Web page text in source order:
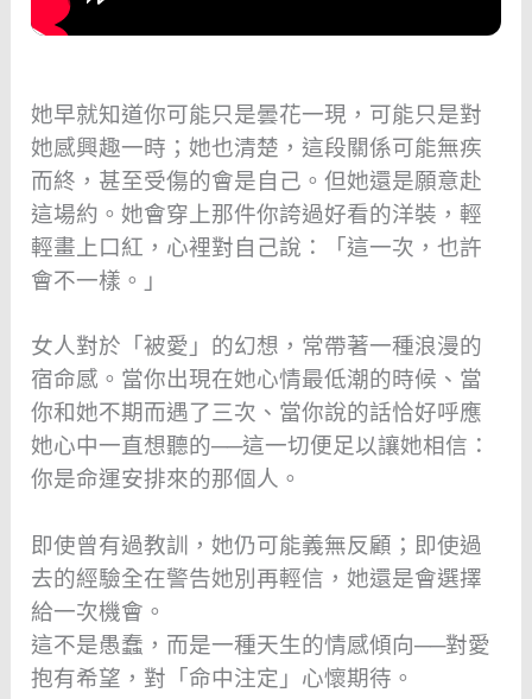
她早就知道你可能只是曇花一現，可能只是對
她感興趣一時；她也清楚，這段關係可能無疾
而終，甚至受傷的會是自己。但她還是願意赴
這場約。她會穿上那件你誇過好看的洋裝，輕
輕畫上口紅，心裡對自己說：「這一次，也許
會不一樣。」
女人對於「被愛」的幻想，常帶著一種浪漫的
宿命感。當你出現在她心情最低潮的時候、當
你和她不期而遇了三次、當你說的話恰好呼應
她心中一直想聽的──這一切便足以讓她相信：
你是命運安排來的那個人。
即使曾有過教訓，她仍可能義無反顧；即使過
去的經驗全在警告她別再輕信，她還是會選擇
給一次機會。
這不是愚蠢，而是一種天生的情感傾向──對愛
抱有希望，對「命中注定」心懷期待。